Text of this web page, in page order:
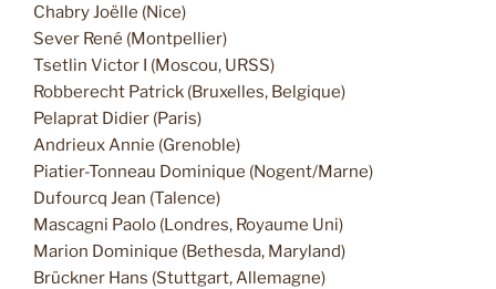
Chabry Joëlle (Nice)
Sever René (Montpellier)
Tsetlin Victor I (Moscou, URSS)
Robberecht Patrick (Bruxelles, Belgique)
Pelaprat Didier (Paris)
Andrieux Annie (Grenoble)
Piatier-Tonneau Dominique (Nogent/Marne)
Dufourcq Jean (Talence)
Mascagni Paolo (Londres, Royaume Uni)
Marion Dominique (Bethesda, Maryland)
Brückner Hans (Stuttgart, Allemagne)